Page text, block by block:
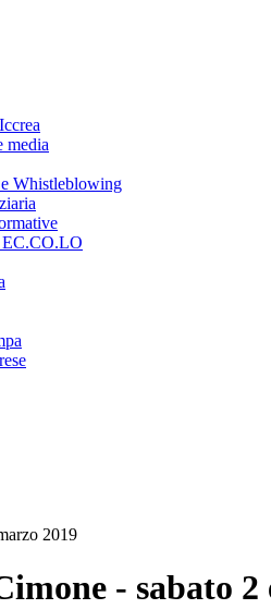
media
Whistleblowing
2019
- sabato